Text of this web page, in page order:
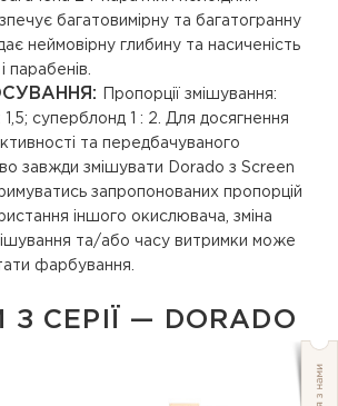
багатовимірну та багатогранну
неймовірну глибину та насиченість
парабенів.
Пропорції змішування:
1,5; суперблонд 1 : 2. Для досягнення
та передбачуваного
завжди змішувати Dorado з Screen
запропонованих пропорцій
іншого окислювача, зміна
та/або часу витримки може
фарбування.
СЕРІЇ — DORADO